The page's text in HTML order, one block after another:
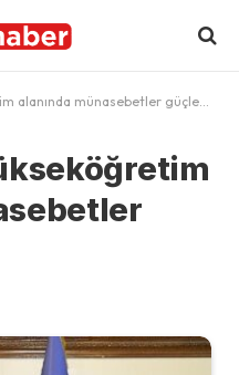
münasebetler güçleniyor